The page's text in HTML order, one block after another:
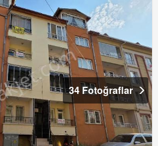
34 Fotoğraflar